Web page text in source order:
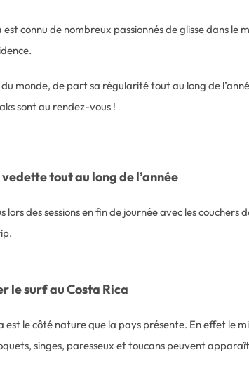
connu de nombreux passionnés de glisse dans le
monde, de part sa régularité tout au long de
sont au rendez-vous !
tout au long de l’année
des sessions en fin de journée avec les couchers
le surf au Costa Rica
est le côté nature que la pays présente. En effet le
singes, paresseux et toucans peuvent